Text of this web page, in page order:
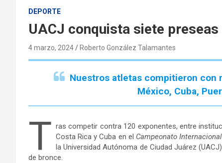
DEPORTE
UACJ conquista siete
4 marzo, 2024 Roberto González Talamantes
Nuestros atletas compitieron con
México, Cuba,
T ras competir contra 120 exponentes, entre
Costa Rica y Cuba en el Campeonato
la Universidad Autónoma de Ciudad Juárez
de bronce.